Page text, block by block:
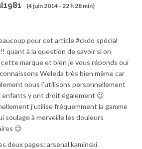
(4 juin 2014 - 22 h 28 min)
pour cet article #ckdo spécial
quant à la question de savoir si on
marque et bien je vous réponds oui
Weleda très bien même car
nous l’utilisons personnellement
enfants y ont droit également 😉
j’utilise fréquemment la gamme
soulage à merveille les douleurs
😉
deux pages: arsenal kaminski